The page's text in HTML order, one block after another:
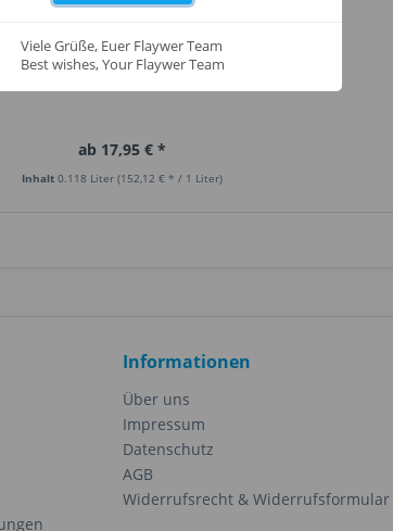
Coconut
ab 17,95 € *
Inhalt0.118 Liter(152,12 € * / 1 Liter)
Informationen
Über uns
Impressum
Datenschutz
AGB
Widerrufsrecht & Widerrufsformular
Viele Grüße, Euer Flaywer Team
Best wishes, Your Flaywer Team